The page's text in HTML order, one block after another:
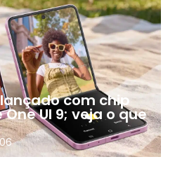
com chip
UI 9; veja o que